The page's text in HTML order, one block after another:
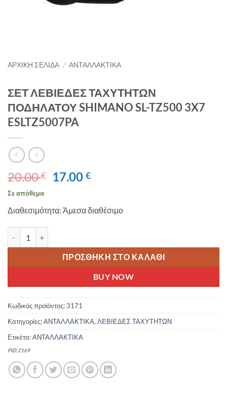
ΑΡΧΙΚΉ ΣΕΛΊΔΑ / ΑΝΤΑΛΛΑΚΤΙΚΑ
ΣΕΤ ΛΕΒΙΕΔΕΣ ΤΑΧΥΤΗΤΩΝ
ΠΟΔΗΛΑΤΟΥ SHIMANO SL-TZ500 3X7
ESLTZ5007PA
20.00€
Original
20.00 €.
17.00€Η
είναι:
Σε απόθεμα
Διαθεσιμότητα: Άμεσα διαθέσιμο
ΠΡΟΣΘΉΚΗ ΣΤΟ ΚΑΛΆΘΙ
BUY NOW
Κωδικός προϊόντος:3171
Κατηγορίες:ΑΝΤΑΛΛΑΚΤΙΚΑ, ΛΕΒΙΕΔΕΣ ΤΑΧΥΤΗΤΩΝ
Ετικέτα:ΑΝΤΑΛΛΑΚΤΙΚΑ
PID:2169